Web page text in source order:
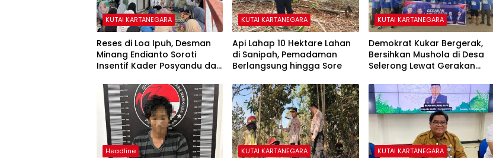
KUTAI KARTANEGARA
Reses di Loa Ipuh, Desman
Minang Endianto Soroti
Insentif Kader Posyandu dan
KUTAI KARTANEGARA
Api Lahap 10 Hektare Lahan
di Sanipah, Pemadaman
Berlangsung hingga Sore
KUTAI KARTANEGARA
Demokrat Kukar Bergerak,
Bersihkan Mushola di Desa
Selerong Lewat Gerakan
Headline KUTAI KARTANEGARA KUTAI KARTANEGARA